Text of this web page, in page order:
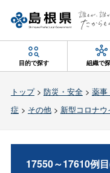
目的で探す 組織で
トップ> 防災・安全> 薬事
症 > その他> 新型コロナ
17550～17610例